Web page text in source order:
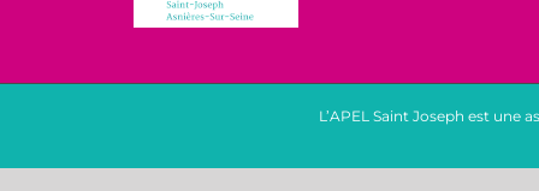
L’APEL Saint Joseph est une